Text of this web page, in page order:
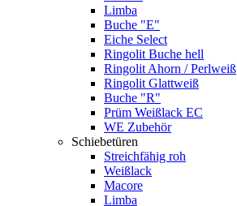
Limba
Buche "E"
Eiche Select
Ringolit Buche hell
Ringolit Ahorn / Perlweiß
Ringolit Glattweiß
Buche "R"
Prüm Weißlack EC
WE Zubehör
Schiebetüren
Streichfähig roh
Weißlack
Macore
Limba